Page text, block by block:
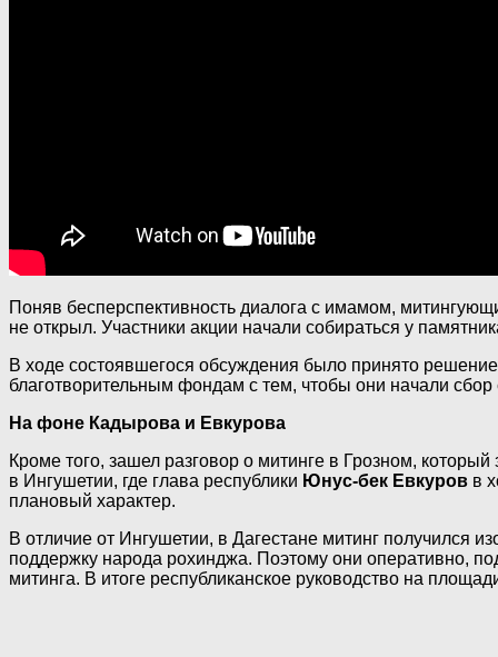
Поняв бесперспективность диалога с имамом,
не открыл. Участники акции начали собираться у
В ходе состоявшегося обсуждения было принято
благотворительным фондам с тем, чтобы они начали
На фоне Кадырова и Евкурова
Кроме того, зашел разговор о митинге в Грозном,
в Ингушетии, где глава республики Юнус-бек Евкуров в
плановый характер.
В отличие от Ингушетии, в Дагестане митинг получился
поддержку народа рохинджа. Поэтому они оперативно,
митинга. В итоге республиканское руководство на